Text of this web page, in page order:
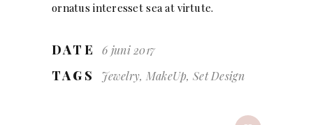
ornatus interesset sea at virtute.
DATE 6 juni 2017
TAGS Jewelry, MakeUp, Set Design